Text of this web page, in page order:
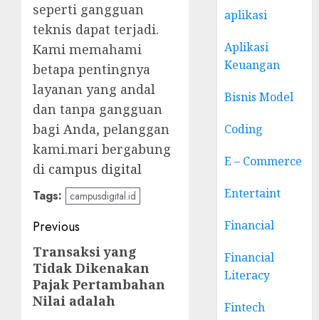
seperti gangguan
teknis dapat terjadi.
Kami memahami
betapa pentingnya
layanan yang andal
dan tanpa gangguan
bagi Anda, pelanggan
kami.mari bergabung
di campus digital
Tags: campusdigital.id
Post
navigation
Previous
Previous
post:
Transaksi yang
Tidak Dikenakan
Pajak Pertambahan
Nilai adalah
aplikasi
Aplikasi
Keuangan
Bisnis Model
Coding
E – Commerce
Entertaint
Financial
Financial
Literacy
Fintech